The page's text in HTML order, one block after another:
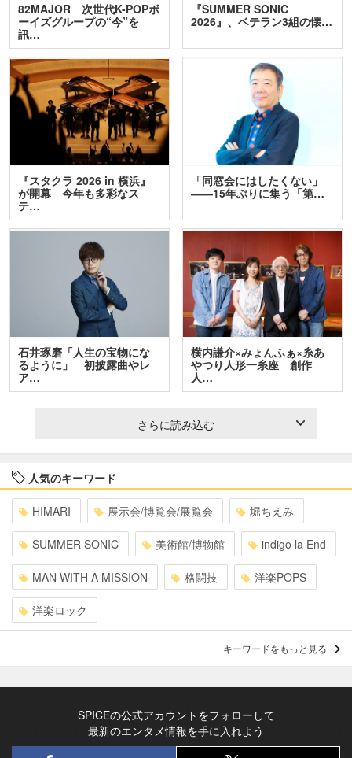
82MAJOR 次世代K-POPボ
ーイズグループの“今”を
訊…
『SUMMER SONIC
2026』、ベテラン3組の懐…
『スタクラ 2026 in 横浜』
が開幕 今年も多彩なス
テ…
「同窓会にはしたくない」
――15年ぶりに集う「第…
石井琢磨「人生の宝物にな
るように」 初披露曲やレ
ア…
横内謙介×みょんふぁ×糸あ
やつり人形一糸座 創作
人…
さらに読み込む
人気のキーワード
HIMARI 展示会/博覧会/展覧会 堀ちえみ
SUMMER SONIC 美術館/博物館 indigo la End
MAN WITH A MISSION 格闘技 洋楽POPS
洋楽ロック
キーワードをもっと見る
SPICEの公式アカウントをフォローして
最新のエンタメ情報を手に入れよう